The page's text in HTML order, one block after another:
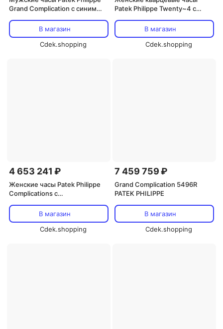
Grand Complication с синим
циферблатом Royal Blue,
корпус из белого золота 18
карат, модель 5327G, синий
В магазин
Cdek.shopping
Patek Philippe Twenty~4 с
1200A-011, серебро
В магазин
Cdek.shopping
4 653 241 ₽
Женские часы Patek Philippe
Complications с
циферблатом, тауповый
кожаный ремешок 4968R-001
В магазин
Cdek.shopping
7 459 759 ₽
Grand Complication 5496R
PATEK PHILIPPE
В магазин
Cdek.shopping